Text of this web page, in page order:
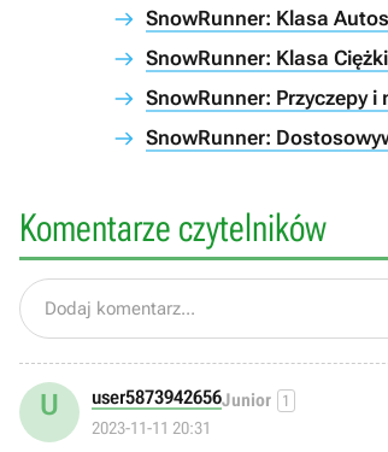
SnowRunner: Klasa
SnowRunner: Klasa
SnowRunner: Przyczepy
SnowRunner:
Komentarze czytelników
Dodaj komentarz...
U user5873942656Junior 1
2023-11-11 20:31